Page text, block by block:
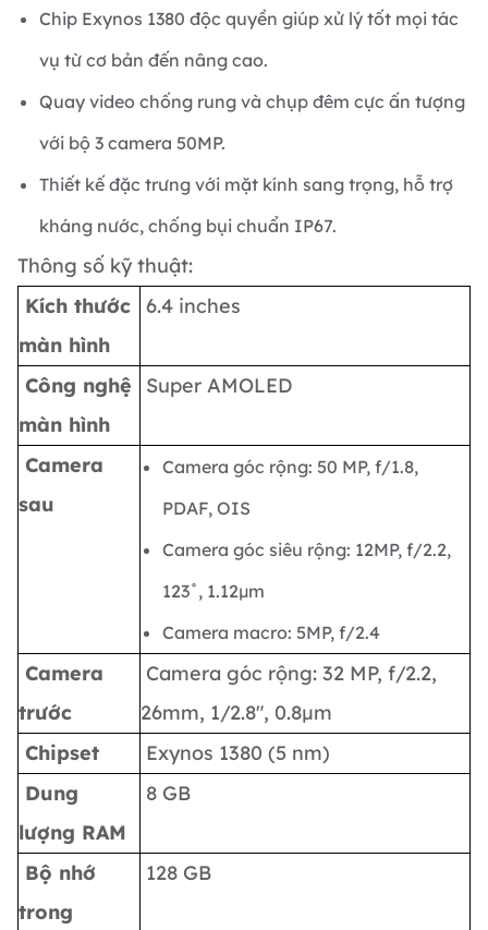
Chip Exynos 1380 độc quyền giúp xử lý tốt mọi tác
vụ từ cơ bản đến nâng cao.
Quay video chống rung và chụp đêm cực ấn tượng
với bộ 3 camera 50MP.
Thiết kế đặc trưng với mặt kính sang trọng, hỗ trợ
kháng nước, chống bụi chuẩn IP67.
Thông số kỹ thuật:
Kích thước
màn hình
6.4 inches
Công nghệ
màn hình
Super AMOLED
Camera
sau
Camera góc rộng: 50 MP, f/1.8,
PDAF, OIS
Camera góc siêu rộng: 12MP, f/2.2,
123˚, 1.12µm
Camera macro: 5MP, f/2.4
Camera
trước
Camera góc rộng: 32 MP, f/2.2,
26mm, 1/2.8", 0.8µm
Chipset
Exynos 1380 (5 nm)
Dung
lượng RAM
8 GB
Bộ nhớ
trong
128 GB